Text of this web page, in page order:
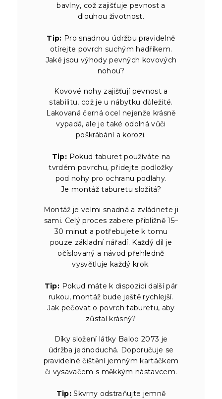
bavlny, což zajišťuje pevnost a
dlouhou životnost.
Tip: Pro snadnou údržbu pravidelně
otírejte povrch suchým hadříkem.
Jaké jsou výhody pevných kovových
nohou?
Kovové nohy zajišťují pevnost a
stabilitu, což je u nábytku důležité.
Lakovaná černá ocel nejenže krásně
vypadá, ale je také odolná vůči
poškrábání a korozi.
Tip: Pokud taburet používáte na
tvrdém povrchu, přidejte podložky
pod nohy pro ochranu podlahy.
Je montáž taburetu složitá?
Montáž je velmi snadná a zvládnete ji
sami. Celý proces zabere přibližně 15–
30 minut a potřebujete k tomu
pouze základní nářadí. Každý díl je
očíslovaný a návod přehledně
vysvětluje každý krok.
Tip: Pokud máte k dispozici další pár
rukou, montáž bude ještě rychlejší.
Jak pečovat o povrch taburetu, aby
zůstal krásný?
Díky složení látky Baloo 2073 je
údržba jednoduchá. Doporučuje se
pravidelné čištění jemným kartáčkem
či vysavačem s měkkým nástavcem.
Tip: Skvrny odstraňujte jemně